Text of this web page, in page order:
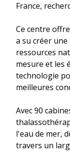
France,
Ce centre
a su créer
ressources
mesure et les
technologie
meilleures
Avec 90
l'eau de mer,
travers un